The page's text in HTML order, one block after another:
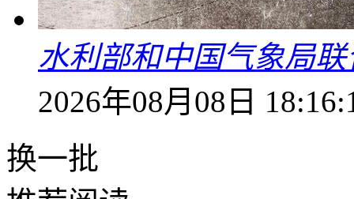
水利部和中国气象局
2026年08月08日
换一批